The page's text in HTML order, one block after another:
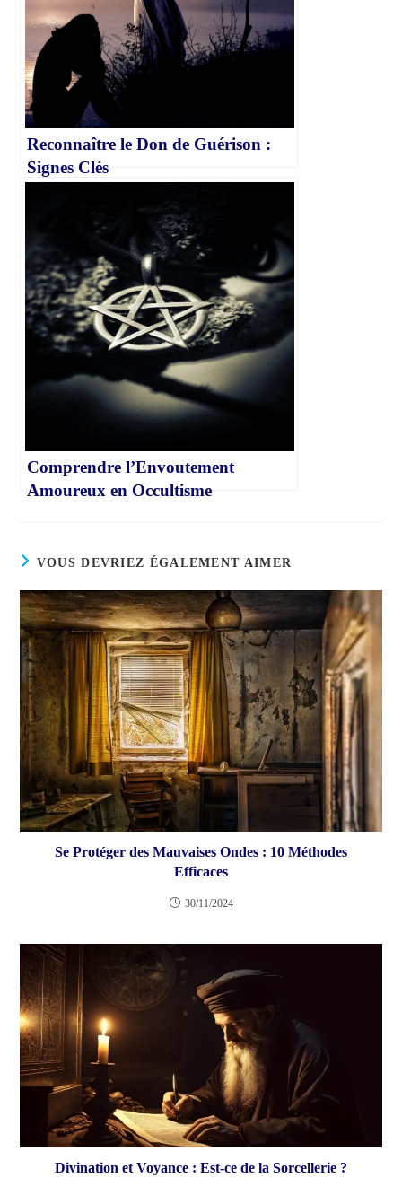
Reconnaître le Don de Guérison :
Signes Clés
Comprendre l’Envoutement
Amoureux en Occultisme
VOUS DEVRIEZ ÉGALEMENT AIMER
Se Protéger des Mauvaises Ondes : 10 Méthodes
Efficaces
30/11/2024
Divination et Voyance : Est-ce de la Sorcellerie ?